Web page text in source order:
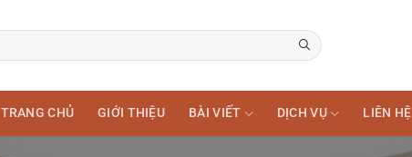
TRANG CHỦ GIỚI THIỆU BÀI VIẾT DỊCH VỤ LIÊN HỆ